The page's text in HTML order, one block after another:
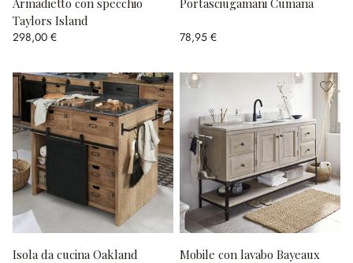
Armadietto con specchio
Taylors Island
298,00 €
Portasciugamani Cumana
78,95 €
Isola da cucina Oakland Mobile con lavabo Bayeaux